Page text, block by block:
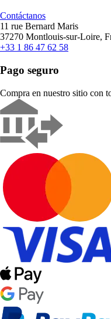
Contáctanos
11 rue Bernard Maris
37270 Montlouis-sur-Loire,
+33 1 86 47 62 58
Pago seguro
Compra en nuestro sitio con